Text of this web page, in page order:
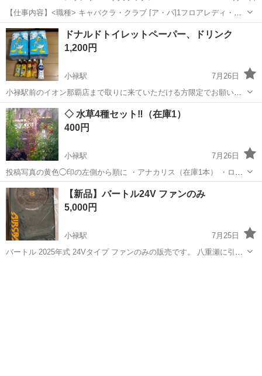
【仕事内容】<職種> キャバクラ・クラブ [ア・パ]1フロアレディ・カ
ウンターレディ(ナイトワーク系)、2クラブ・スナック系ホールスタッ
フ(ナイトワーク系)、3店長・マネージャー候補(ナイトワーク系) <雇用
形態> アルバイト・パ...
アルバイト・パート
ドナルドトイレットペーパー、ドリンク
1,200円
小禄駅
7月26日
小禄駅前のイオン那覇店まで取りに来ていただける方限定でお願いい
たします♪ その他の場所でのお受け取りをご希望の場合は、送料につ
いてご相談ください。 よろしくお願いいたします
沖縄 那覇市 小禄駅 その他 ドナルド
◇ 水草4種セット‼️（在庫1）
400円
小禄駅
7月26日
投稿写真の黄色◯印の左側から順に ・アナカリス（在庫1本） ・ロタ
ラ・レディッシュ（在庫1本） ・流木（流木は付きません）に絡みつ
いている水草 ウィローモス（在庫1、写真3枚目の水草） +写真2枚目
の浮草‼️ ...
沖縄 豊見城市 小禄駅 その他
【新品】バートル24V ファンのみ
5,000円
小禄駅
7月25日
バートル 2025年式 24Vタイプ ファンのみの販売です。 八重瀬に引き